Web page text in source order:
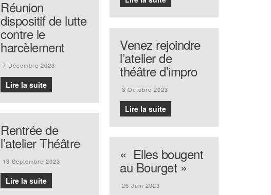
Réunion
dispositif de lutte
contre le
harcèlement
7 Décembre 2023
Lire la suite
Venez rejoindre
l’atelier de
théâtre d’impro
3 Octobre 2023
Lire la suite
Rentrée de
l’atelier Théâtre
18 Septembre 2023
Lire la suite
« Elles bougent
au Bourget »
26 Juin 2023